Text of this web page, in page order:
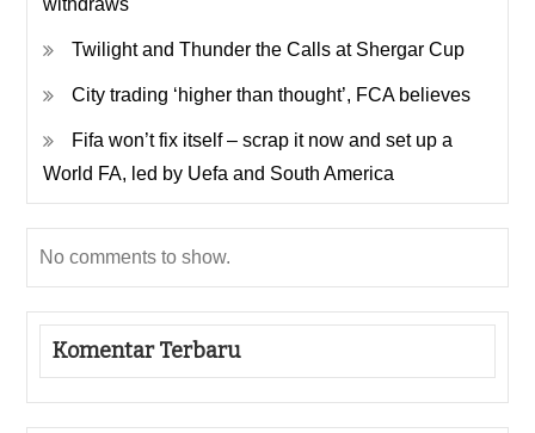
Twilight and Thunder the Calls at Shergar Cup
City trading ‘higher than thought’, FCA believes
Fifa won’t fix itself – scrap it now and set up a
World FA, led by Uefa and South America
No comments to show.
Komentar Terbaru